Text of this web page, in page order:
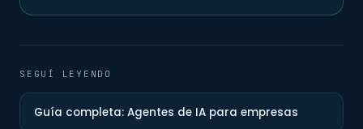
SEGUÍ LEYENDO
Guía completa: Agentes de IA para empresas